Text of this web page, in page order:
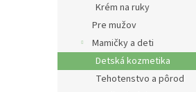
Krém na ruky
Pre mužov
Mamičky a deti
Detská kozmetika
Tehotenstvo a pôrod